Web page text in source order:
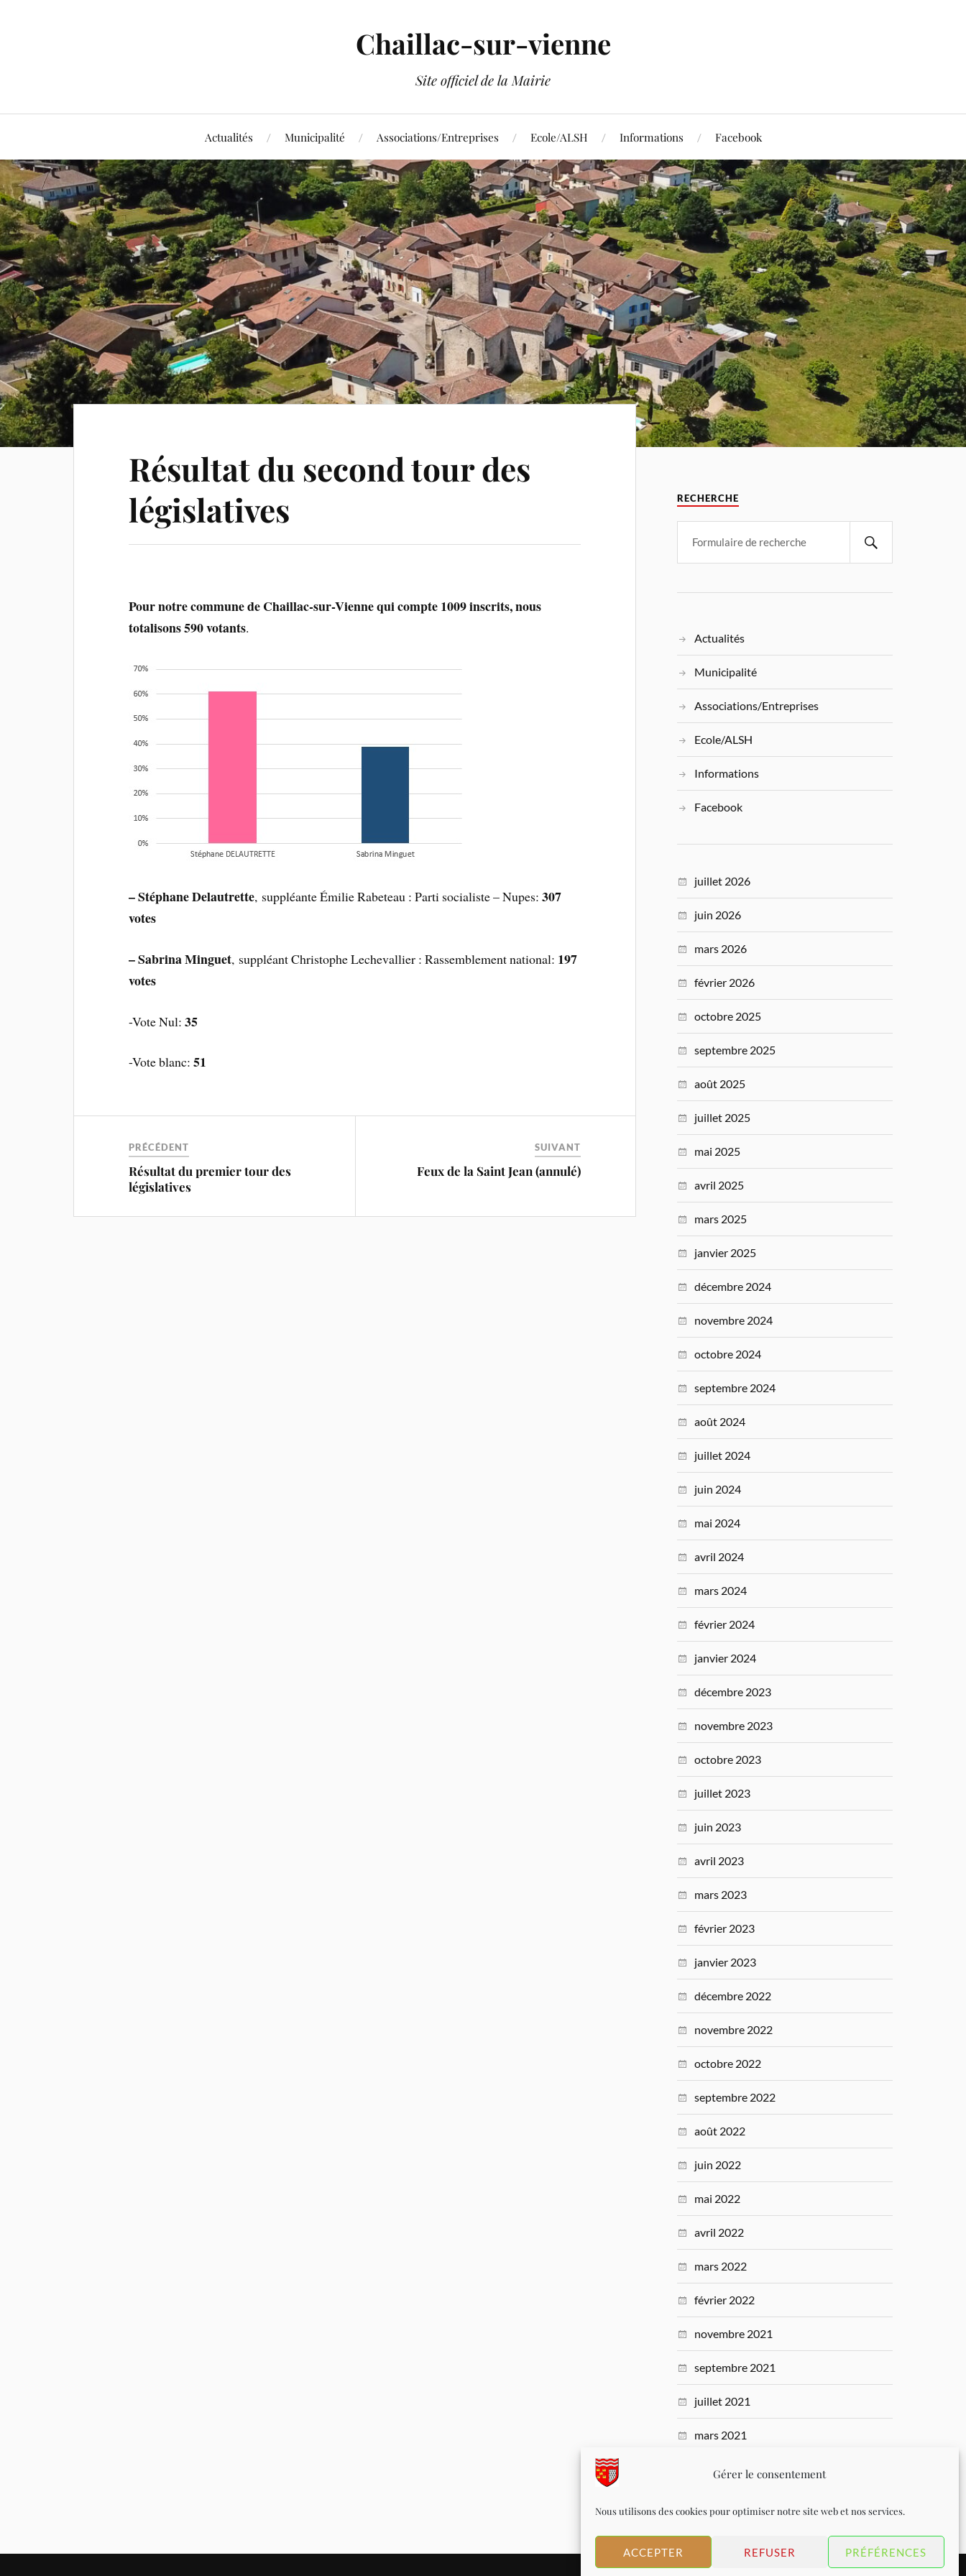
Gérer le consentement
Nous utilisons des cookies pour optimiser notre site web et nos services.
ACCEPTER REFUSER PRÉFÉRENCES
Chaillac-sur-vienne
Site officiel de la Mairie
Actualités Municipalité Associations/Entreprises Ecole/ALSH Informations Facebook
Résultat du second tour des
législatives
Pour notre commune de Chaillac-sur-Vienne qui compte 1009 inscrits, nous
totalisons 590 votants.
– Stéphane Delautrette, suppléante Émilie Rabeteau : Parti socialiste – Nupes:307
votes
– Sabrina Minguet, suppléant Christophe Lechevallier : Rassemblement national: 197
votes
-Vote Nul:35
-Vote blanc:51
PRÉCÉDENT
Résultat du premier tour des
législatives
SUIVANT
Feux de la Saint Jean (annulé)
RECHERCHE
Actualités
Municipalité
Associations/Entreprises
Ecole/ALSH
Informations
Facebook
juillet 2026
juin 2026
mars 2026
février 2026
octobre 2025
septembre 2025
août 2025
juillet 2025
mai 2025
avril 2025
mars 2025
janvier 2025
décembre 2024
novembre 2024
octobre 2024
septembre 2024
août 2024
juillet 2024
juin 2024
mai 2024
avril 2024
mars 2024
février 2024
janvier 2024
décembre 2023
novembre 2023
octobre 2023
juillet 2023
juin 2023
avril 2023
mars 2023
février 2023
janvier 2023
décembre 2022
novembre 2022
octobre 2022
septembre 2022
août 2022
juin 2022
mai 2022
avril 2022
mars 2022
février 2022
novembre 2021
septembre 2021
juillet 2021
mars 2021
novembre 2020